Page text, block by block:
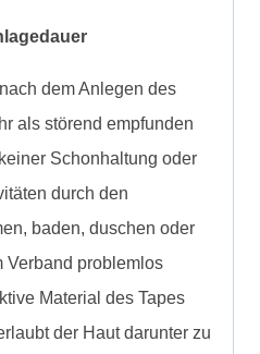
dem Anlegen des
als störend empfunden
Schonhaltung oder
durch den
baden, duschen oder
Verband problemlos
Material des Tapes
der Haut darunter zu